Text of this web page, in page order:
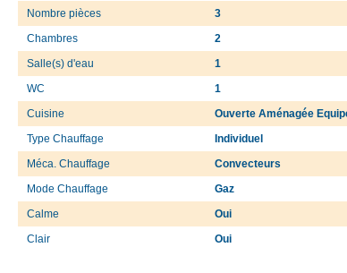
Nombre pièces
3
Chambres
2
Salle(s) d'eau
1
WC
1
Cuisine
Ouverte Aménagée
Type Chauffage
Individuel
Méca. Chauffage
Convecteurs
Mode Chauffage
Gaz
Calme
Oui
Clair
Oui